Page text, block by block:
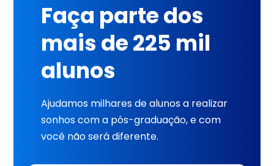
Faça parte dos
mais de 225 mil
alunos
Ajudamos milhares de alunos a realizar
sonhos com a pós-graduação, e com
você não será diferente.